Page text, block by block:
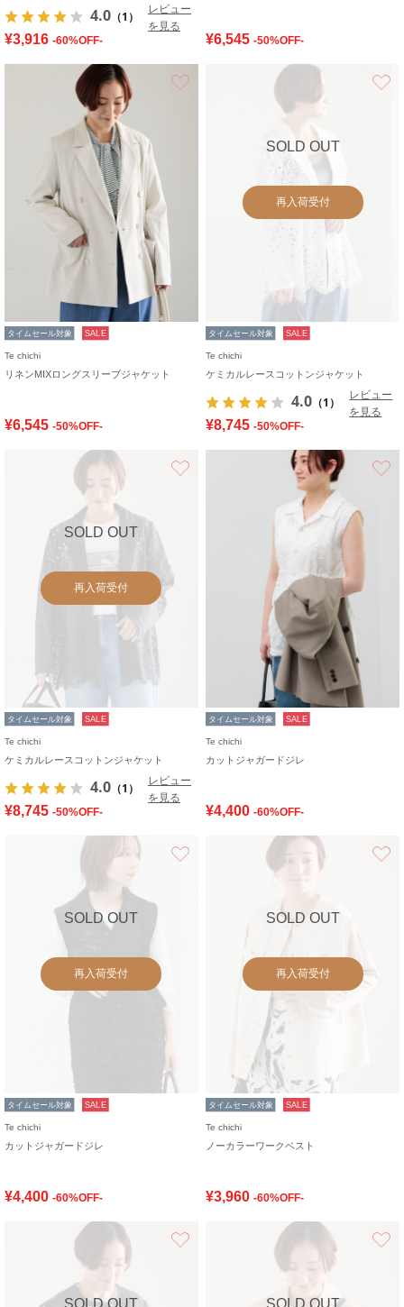
4.0 （1）
レビュー
を見る
¥3,916 -60%OFF- ¥6,545 -50%OFF-
タイムセール対象 SALE
Te chichi
リネンMIXロングスリーブジャケット
¥6,545 -50%OFF-
SOLD OUT
再入荷受付
タイムセール対象 SALE
Te chichi
ケミカルレースコットンジャケット
4.0 （1）
レビュー
を見る
¥8,745 -50%OFF-
SOLD OUT
再入荷受付
タイムセール対象 SALE
Te chichi
ケミカルレースコットンジャケット
4.0 （1）
レビュー
を見る
¥8,745 -50%OFF-
タイムセール対象 SALE
Te chichi
カットジャガードジレ
¥4,400 -60%OFF-
SOLD OUT
再入荷受付
タイムセール対象 SALE
Te chichi
カットジャガードジレ
¥4,400 -60%OFF-
SOLD OUT
再入荷受付
タイムセール対象 SALE
Te chichi
ノーカラーワークベスト
¥3,960 -60%OFF-